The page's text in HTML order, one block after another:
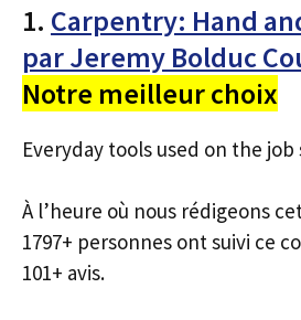
1. Carpentry: Hand
par Jeremy Bolduc
Notre meilleur choix
Everyday tools used on the job
À l’heure où nous rédigeons
1797+ personnes ont suivi ce
101+ avis.